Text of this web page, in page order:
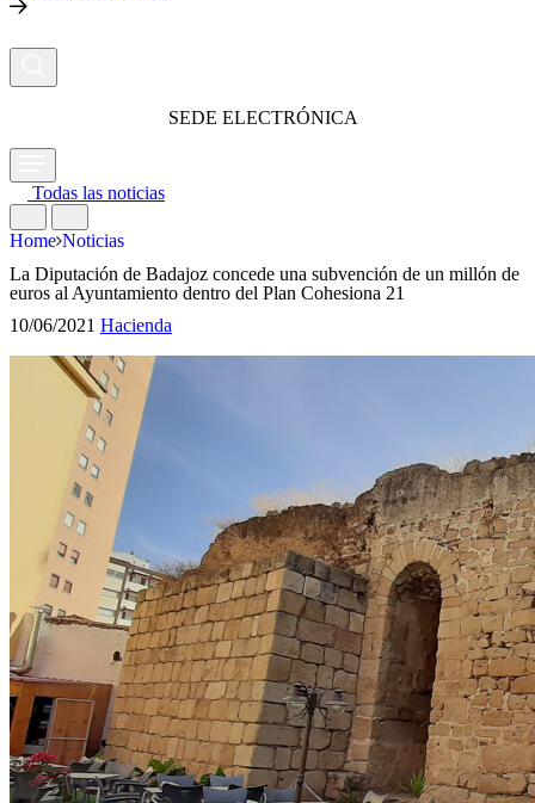
SEDE ELECTRÓNICA
Todas las noticias
Home Noticias
La Diputación de Badajoz concede una subvención de un millón de
euros al Ayuntamiento dentro del Plan Cohesiona 21
10/06/2021 Hacienda